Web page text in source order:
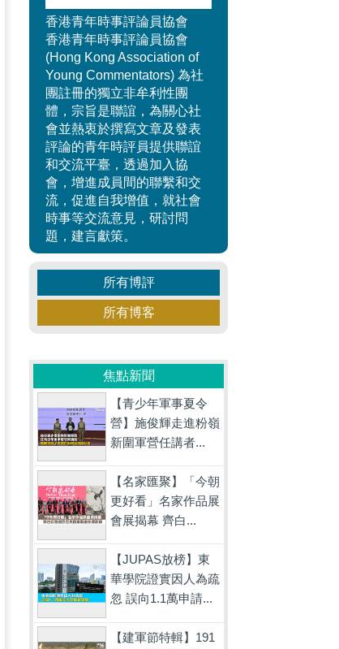
香港青年時事評論員協會
香港青年時事評論員協會
(Hong Kong Association of
Young Commentators) 為社
團註冊的獨立非牟利性團
體，宗旨是聯誼，為關心社
會並熱衷於撰寫文章及發表
評論的青年時評員提供聯誼
和交流平臺，透過加入協
會，增進成員間的聯繫和交
流，促進自我增值，就社會
時事等交流意見，研討問
題，建言獻策。
所有博評
所有博客
焦點新聞
【青少年軍事夏令
營】施俊輝走進粉嶺
新圍軍營任講者...
【名家匯聚】「今朝
更好看」名家作品展
會展揭幕 齊白...
【JUPAS放榜】東
華學院證實因人為疏
忽 誤向1.1萬申請...
【建軍節特輯】191